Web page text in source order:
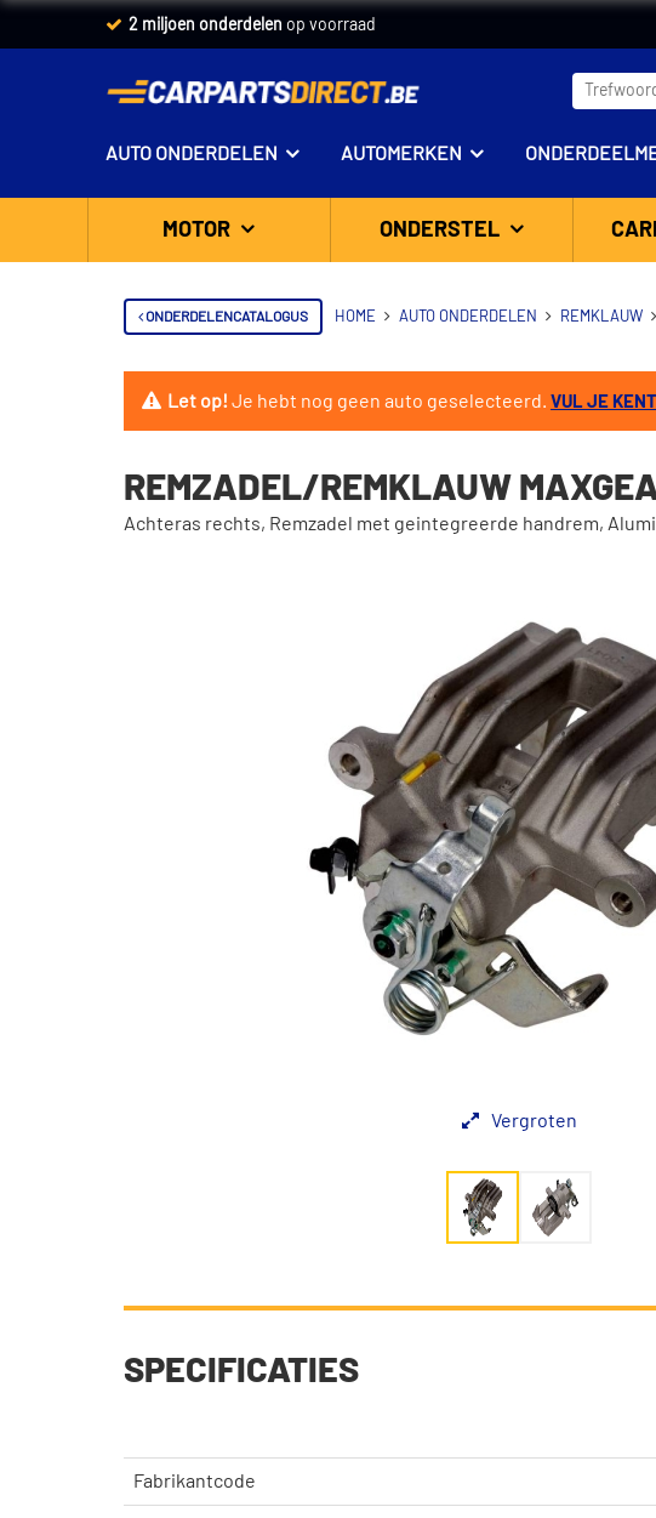
2 miljoen onderdelen op voorraad
AUTO ONDERDELEN AUTOMERKEN
MOTOR ONDERSTEL
ONDERDELENCATALOGUS HOME AUTO ONDERDELEN REMKLAUW
Let op!Je hebt nog geen auto geselecteerd. VUL JE
REMZADEL/REMKLAUW
Achteras rechts, Remzadel met geintegreerde handrem,
Vergroten
SPECIFICATIES
Fabrikantcode